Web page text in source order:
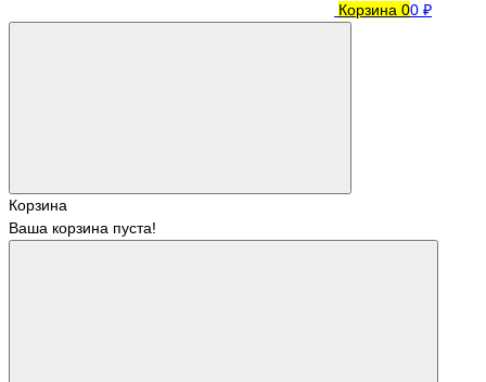
Корзина 00 ₽
Корзина
Ваша корзина пуста!